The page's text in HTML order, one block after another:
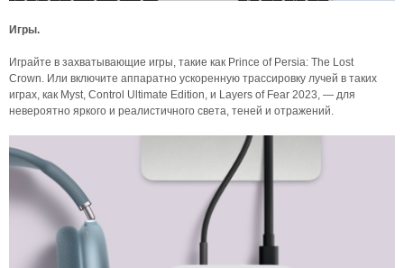
Игры.
Играйте в захватывающие игры, такие как Prince of Persia: The Lost
Crown. Или включите аппаратно ускоренную трассировку лучей в таких
играх, как Myst, Control Ultimate Edition, и Layers of Fear 2023, — для
невероятно яркого и реалистичного света, теней и отражений.